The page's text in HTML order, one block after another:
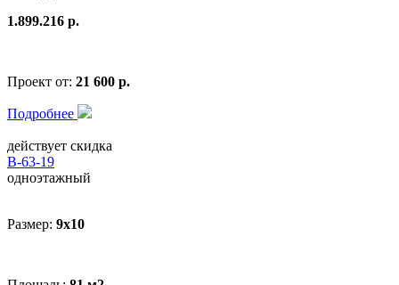
1.899.216 р.
Проект от: 21 600 р.
Подробнее
действует скидка
В-63-19
одноэтажный
Размер: 9x10